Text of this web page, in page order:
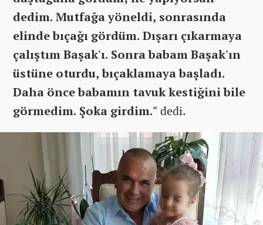
dedim. Mutfağa yöneldi, sonrasında
elinde bıçağı gördüm. Dışarı çıkarmaya
çalıştım Başak'ı. Sonra babam Başak'ın
üstüne oturdu, bıçaklamaya başladı.
Daha önce babamın tavuk kestiğini bile
görmedim. Şoka girdim." dedi.